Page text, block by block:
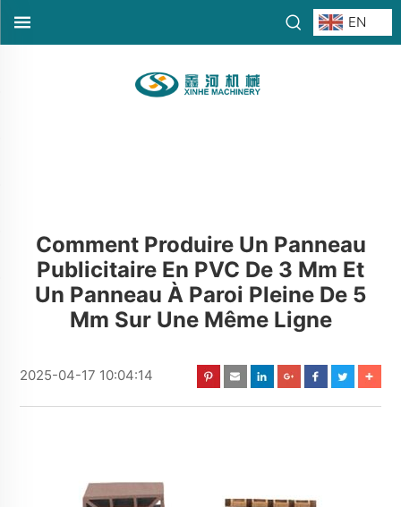
EN
Comment Produire Un Panneau
Publicitaire En PVC De 3 Mm Et
Un Panneau À Paroi Pleine De 5
Mm Sur Une Même Ligne
2025-04-17 10:04:14